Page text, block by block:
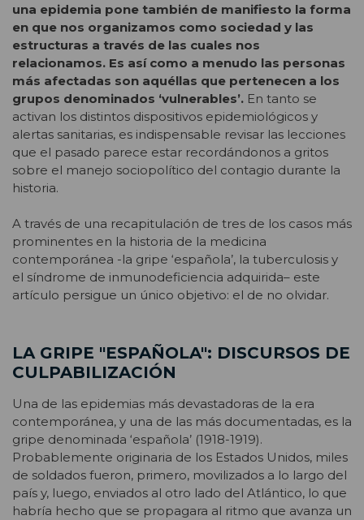
una epidemia pone también de manifiesto la forma
en que nos organizamos como sociedad y las
estructuras a través de las cuales nos
relacionamos. Es así como a menudo las personas
más afectadas son aquéllas que pertenecen a los
grupos denominados ‘vulnerables’. En tanto se
activan los distintos dispositivos epidemiológicos y
alertas sanitarias, es indispensable revisar las lecciones
que el pasado parece estar recordándonos a gritos
sobre el manejo sociopolítico del contagio durante la
historia.
A través de una recapitulación de tres de los casos más
prominentes en la historia de la medicina
contemporánea -la gripe ‘española’, la tuberculosis y
el síndrome de inmunodeficiencia adquirida– este
artículo persigue un único objetivo: el de no olvidar.
LA GRIPE "ESPAÑOLA": DISCURSOS DE
CULPABILIZACIÓN
Una de las epidemias más devastadoras de la era
contemporánea, y una de las más documentadas, es la
gripe denominada ‘española’ (1918-1919).
Probablemente originaria de los Estados Unidos, miles
de soldados fueron, primero, movilizados a lo largo del
país y, luego, enviados al otro lado del Atlántico, lo que
habría hecho que se propagara al ritmo que avanza un